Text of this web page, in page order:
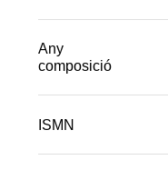
Any
composició
ISMN